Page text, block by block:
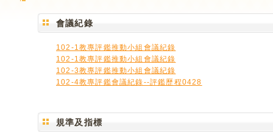
會議紀錄
102-1教專評鑑推動小組會議紀錄
102-1教專評鑑推動小組會議紀錄
102-3教專評鑑推動小組會議紀錄
102-4教專評鑑會議紀錄--評鑑歷程0428
規準及指標